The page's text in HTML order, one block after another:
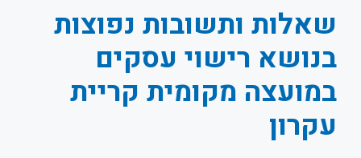
שאלות ותשובות נפוצות
בנושא רישוי עסקים
במועצה מקומית קריית
עקרון